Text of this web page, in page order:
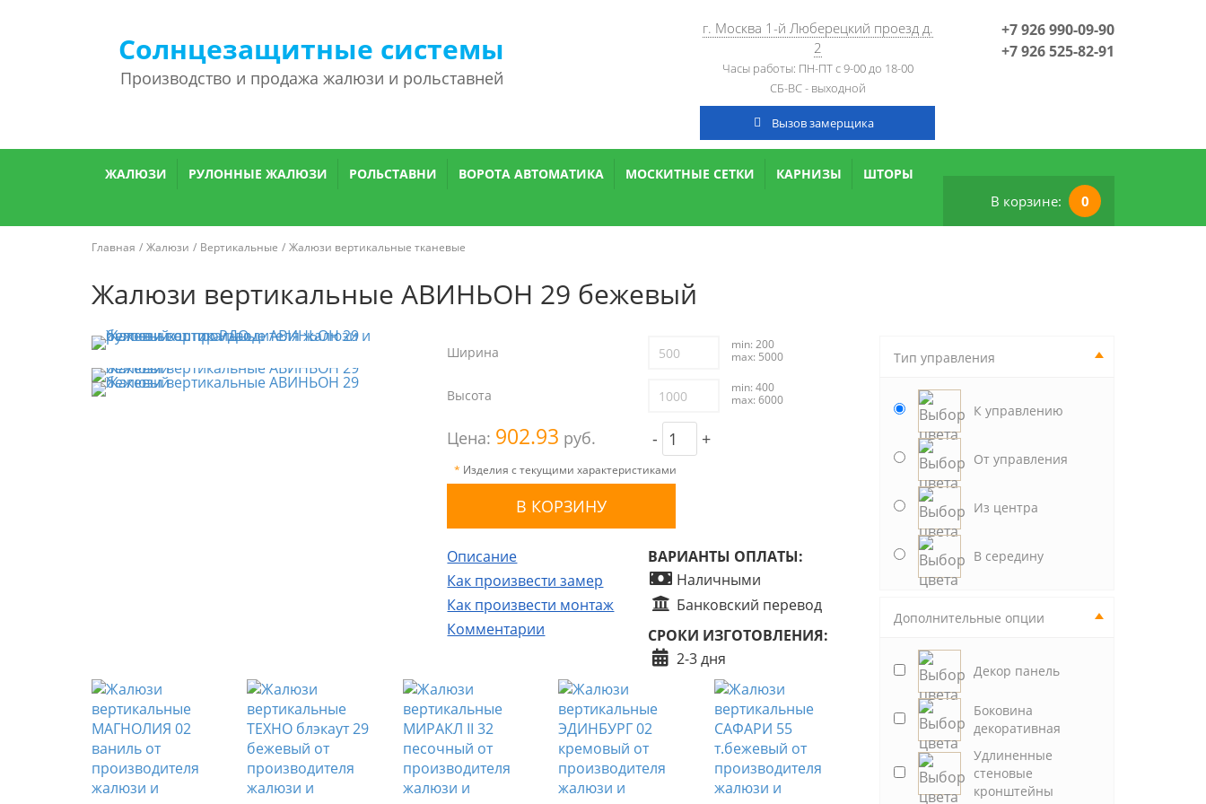
Солнцезащитные системы
Производство и продажа жалюзи и рольставней
г. Москва 1-й Люберецкий проезд д.
2
Часы работы: ПН-ПТ с 9-00 до 18-00
СБ-ВС - выходной
Вызов замерщика
+7 926 990-09-90
+7 926 525-82-91
ЖАЛЮЗИ РУЛОННЫЕ ЖАЛЮЗИ РОЛЬСТАВНИ ВОРОТА АВТОМАТИКА МОСКИТНЫЕ СЕТКИ КАРНИЗЫ ШТОРЫ
В корзине: 0
Главная Жалюзи Вертикальные Жалюзи вертикальные тканевые
Жалюзи вертикальные АВИНЬОН 29 бежевый
Тип управления
К управлению
От управления
Из центра
В середину
Дополнительные опции
Декор панель
Боковина
декоративная
Удлиненные
стеновые
кронштейны
Ширина
min: 200
max: 5000
Высота
min: 400
max: 6000
Цена: 902.93 руб. - +
* Изделия с текущими характеристиками
Описание
Как произвести замер
Как произвести монтаж
Комментарии
ВАРИАНТЫ ОПЛАТЫ:
Наличными
Банковский перевод
СРОКИ ИЗГОТОВЛЕНИЯ:
2-3 дня